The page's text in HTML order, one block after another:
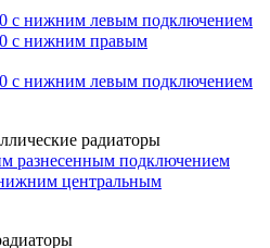
с нижним левым подключением
с нижним правым
с нижним левым подключением
радиаторы
разнесенным подключением
центральным